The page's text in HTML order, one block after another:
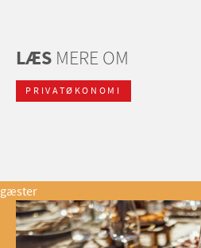
LÆS MERE OM
PRIVATØKONOMI
gæster